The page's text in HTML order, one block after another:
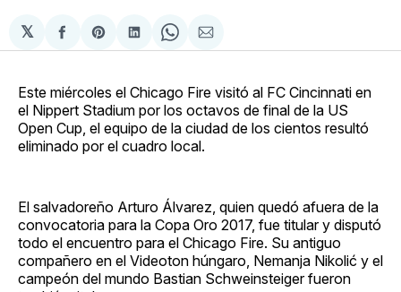
𝕏
Compartir
en
Share
on
Compartir
en
Share
on
Compartir
via
Este miércoles el Chicago Fire visitó al FC Cincinnati en
el Nippert Stadium por los octavos de final de la US
Open Cup, el equipo de la ciudad de los cientos resultó
eliminado por el cuadro local.
El salvadoreño Arturo Álvarez, quien quedó afuera de la
convocatoria para la Copa Oro 2017, fue titular y disputó
todo el encuentro para el Chicago Fire. Su antiguo
compañero en el Videoton húngaro, Nemanja Nikolić y el
campeón del mundo Bastian Schweinsteiger fueron